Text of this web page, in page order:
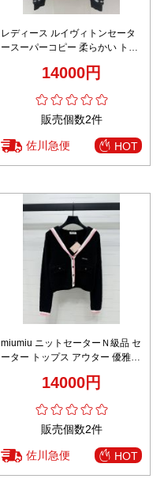
レディース ルイヴィトンセータ
ースーパーコピー 柔らかい トッ
ニット素材 ブラック
14000円
販売個数2件
佐川急便 HOT
miumiu ニットセーターＮ級品 セ
ーター トップス アウター 優雅
14000円
販売個数2件
佐川急便 HOT